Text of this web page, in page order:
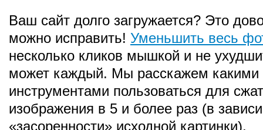
Ваш сайт долго загружается? Это
можно исправить! Уменьшить весь
несколько кликов мышкой и не
может каждый. Мы расскажем какими
инструментами пользоваться для
изображения в 5 и более раз (в
«засоренности» исходной картинки).